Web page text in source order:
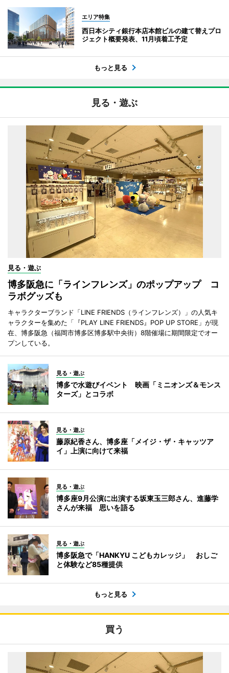
エリア特集
西日本シティ銀行本店本館ビルの建て替えプロ
ジェクト概要発表、11月頃着工予定
もっと見る
見る・遊ぶ
見る・遊ぶ
博多阪急に「ラインフレンズ」のポップアップ コ
ラボグッズも
キャラクターブランド「LINE FRIENDS（ラインフレンズ）」の人気キ
ャラクターを集めた「『PLAY LINE FRIENDS』POP UP STORE」が現
在、博多阪急（福岡市博多区博多駅中央街）8階催場に期間限定でオー
プンしている。
見る・遊ぶ
博多で水遊びイベント 映画「ミニオンズ＆モンス
ターズ」とコラボ
見る・遊ぶ
藤原紀香さん、博多座「メイジ・ザ・キャッツア
イ」上演に向けて来福
見る・遊ぶ
博多座9月公演に出演する坂東玉三郎さん、進藤学
さんが来福 思いを語る
見る・遊ぶ
博多阪急で「HANKYU こどもカレッジ」 おしご
と体験など85種提供
もっと見る
買う